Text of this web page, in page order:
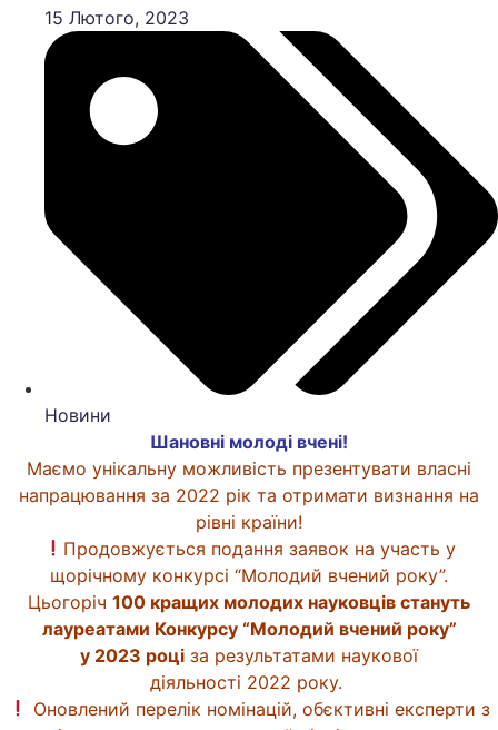
15 Лютого, 2023
Новини
Шановні молоді вчені!
Маємо унікальну можливість презентувати власні
напрацювання за 2022 рік та отримати визнання на
рівні країни!
Продовжується подання заявок на участь у
щорічному конкурсі “Молодий вчений року”.
Цьогоріч 100 кращих молодих науковців стануть
лауреатами Конкурсу “Молодий вчений року”
у 2023 році за результатами наукової
діяльності 2022 року.
Оновлений перелік номінацій, обєктивні експерти з